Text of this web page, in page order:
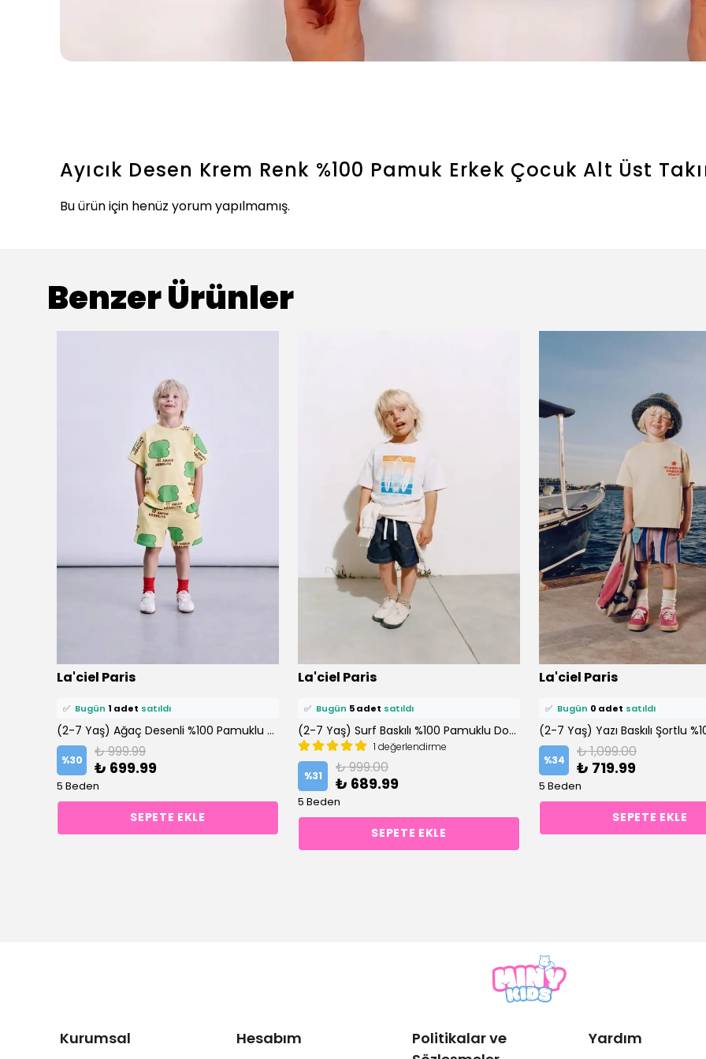
Ayıcık Desen Krem Renk %100 Pamuk Erkek Çocuk Alt Üst
Bu ürün için henüz yorum yapılmamış.
Benzer Ürünler
La'ciel Paris
⭐️ Bu ürünü9 kişifavoriledi!
✅ Bugün 1 adet satıldı
(2-7 Yaş) Ağaç Desenli %100 Pamuklu Şortlu Altüst Takım
%30 ₺ 999.99
₺ 699.99
5 Beden
SEPETE EKLE
La'ciel Paris
⭐️ Bu ürünü13 kişifavoriledi!
✅ Bugün 5 adet satıldı
(2-7 Yaş) Surf Baskılı %100 Pamuklu Dokuma Şortlu Altüst Takım
1 değerlendirme
%31 ₺ 999.00
₺ 689.99
5 Beden
SEPETE EKLE
La'ciel Paris
⭐️ Bu ürünü6 kişifavoriledi!
✅ Bugün 0 adet satıldı
%34 ₺ 1,099.00
₺ 719.99
5 Beden
SEPETE EKLE
Kurumsal Hesabım
Politikalar ve
Yardım